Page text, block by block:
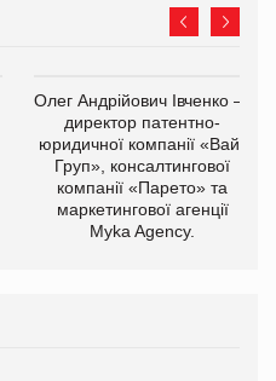
Олег Андрійович Івченко —
директор патентно-
юридичної компанії «Вайз
Груп», консалтингової
компанії «Парето» та
маркетингової агенції
Myka Agency.